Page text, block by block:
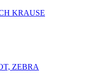
KRAUSE
ZEBRA